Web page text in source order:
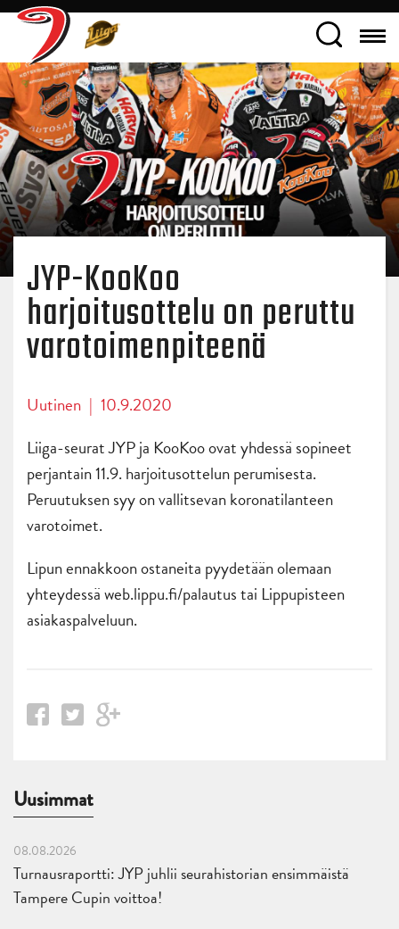
JYP-KooKoo
harjoitusottelu on peruttu
varotoimenpiteenä
Uutinen | 10.9.2020
Liiga-seurat JYP ja KooKoo ovat yhdessä sopineet
perjantain 11.9. harjoitusottelun perumisesta.
Peruutuksen syy on vallitsevan koronatilanteen
varotoimet.
Lipun ennakkoon ostaneita pyydetään olemaan
yhteydessä web.lippu.fi/palautus tai Lippupisteen
asiakaspalveluun.
Uusimmat
08.08.2026
Turnausraportti: JYP juhlii seurahistorian ensimmäistä
Tampere Cupin voittoa!